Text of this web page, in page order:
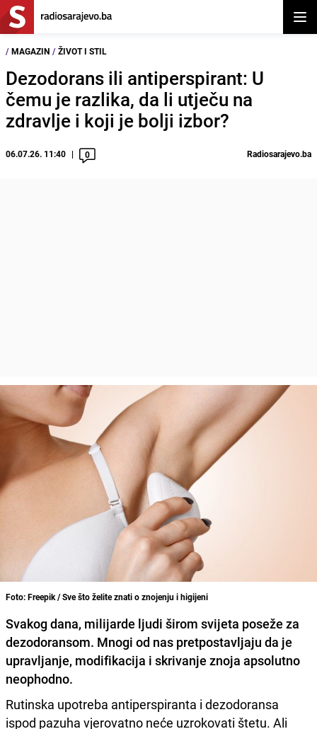
/ MAGAZIN / ŽIVOT I STIL
Dezodorans ili antiperspirant: U
čemu je razlika, da li utječu na
zdravlje i koji je bolji izbor?
06.07.26. 11:40 0 Radiosarajevo.ba
Foto: Freepik / Sve što želite znati o znojenju i higijeni
Svakog dana, milijarde ljudi širom svijeta poseže za
dezodoransom. Mnogi od nas pretpostavljaju da je
upravljanje, modifikacija i skrivanje znoja apsolutno
neophodno.
Rutinska upotreba antiperspiranta i dezodoransa
ispod pazuha vjerovatno neće uzrokovati štetu. Ali